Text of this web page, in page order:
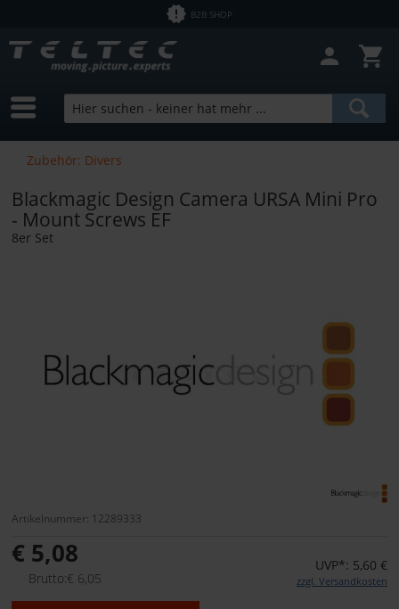
B2B SHOP
Zubehör: Divers
Blackmagic Design Camera URSA Mini Pro
- Mount Screws EF
8er Set
Artikelnummer: 12289333
€ 5,08
Brutto:€ 6,05
UVP*: 5,60 €
zzgl. Versandkosten